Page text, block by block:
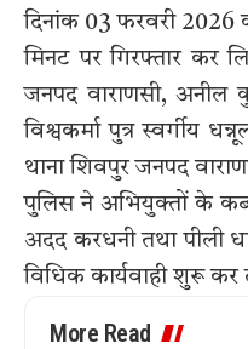
दिनांक 03 फरवरी 2026
मिनट पर गिरफ्तार कर
जनपद वाराणसी, अनील
विश्वकर्मा पुत्र स्वर्गीय
थाना शिवपुर जनपद
पुलिस ने अभियुक्तों के
अदद करधनी तथा पीली
विधिक कार्यवाही शुरू कर
More Read